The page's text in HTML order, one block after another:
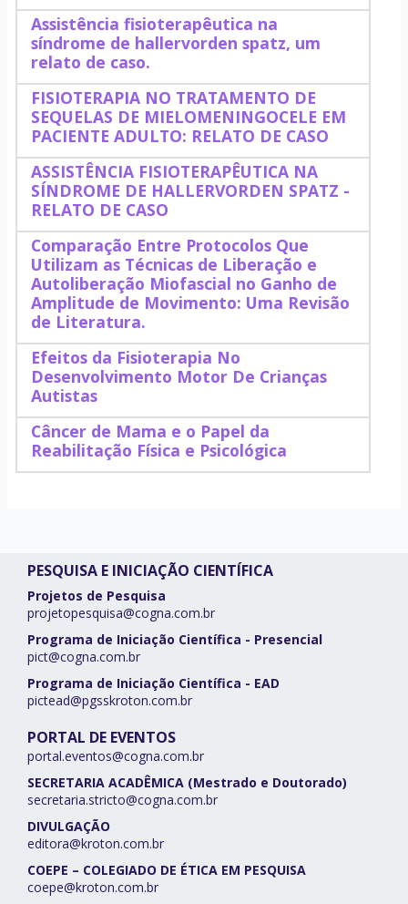
Assistência fisioterapêutica na
síndrome de hallervorden spatz, um
relato de caso.
FISIOTERAPIA NO TRATAMENTO DE
SEQUELAS DE MIELOMENINGOCELE EM
PACIENTE ADULTO: RELATO DE CASO
ASSISTÊNCIA FISIOTERAPÊUTICA NA
SÍNDROME DE HALLERVORDEN SPATZ -
RELATO DE CASO
Comparação Entre Protocolos Que
Utilizam as Técnicas de Liberação e
Autoliberação Miofascial no Ganho de
Amplitude de Movimento: Uma Revisão
de Literatura.
Efeitos da Fisioterapia No
Desenvolvimento Motor De Crianças
Autistas
Câncer de Mama e o Papel da
Reabilitação Física e Psicológica
PESQUISA E INICIAÇÃO CIENTÍFICA
Projetos de Pesquisa
projetopesquisa@cogna.com.br
Programa de Iniciação Científica - Presencial
pict@cogna.com.br
Programa de Iniciação Científica - EAD
pictead@pgsskroton.com.br
PORTAL DE EVENTOS
portal.eventos@cogna.com.br
SECRETARIA ACADÊMICA (Mestrado e Doutorado)
secretaria.stricto@cogna.com.br
DIVULGAÇÃO
editora@kroton.com.br
COEPE – COLEGIADO DE ÉTICA EM PESQUISA
coepe@kroton.com.br